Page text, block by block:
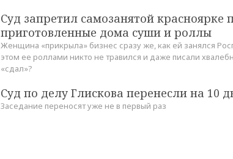
Суд запретил самозанятой красноярке
приготовленные дома суши и роллы
Женщина «прикрыла» бизнес сразу же, как ей занялся
этом ее роллами никто не травился и даже писали
«сдал»?
Суд по делу Глискова перенесли на 10
Заседание переносят уже не в первый раз